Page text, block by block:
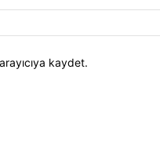
kaydet.